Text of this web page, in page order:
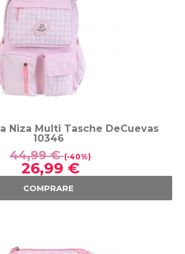
Niza Multi Tasche DeCuevas
10346
44,99 €(-40%)
26,99 €
COMPRARE